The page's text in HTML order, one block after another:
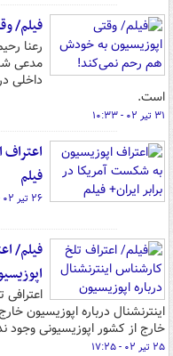
فیلم/
رعنا
مدعی شد
داخلی
است.
۳۱ تیر ۰۲ - ۱۰:۳۳
اعتراف
فیلم
۲۶ تیر ۰۲ - ۰۳:۱۸
فیلم/
اینترنشنال درباره اپوزیسیون
خارج از کشور اپوزیسیونی وجود
۲۵ تیر ۰۲ - ۱۷:۲۵